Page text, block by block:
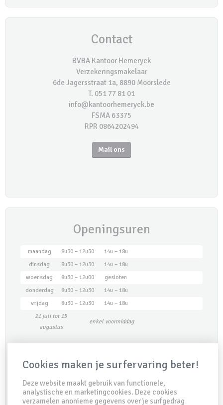
Contact
BVBA Kantoor Hemeryck
Verzekeringsmakelaar
6de Jagersstraat 1a, 8890 Moorslede
T. 051 77 81 01
info@kantoorhemeryck.be
FSMA 63375
RPR 0864202494
Mail ons
Openingsuren
maandag 8u30 – 12u30
14u – 18u
dinsdag
8u30 – 12u30
14u – 18u
woensdag
8u30 – 12u00
gesloten
donderdag
8u30 – 12u30
14u – 18u
vrijdag
8u30 – 12u30
14u – 18u
21 juli tot 15
augustus
enkel voormiddag
Maak een afspraak
Cookies maken je surfervaring beter!
Deze website maakt gebruik van functionele,
analystische en marketingcookies. Deze cookies
verzamelen anonieme gegevens over je surfgedrag